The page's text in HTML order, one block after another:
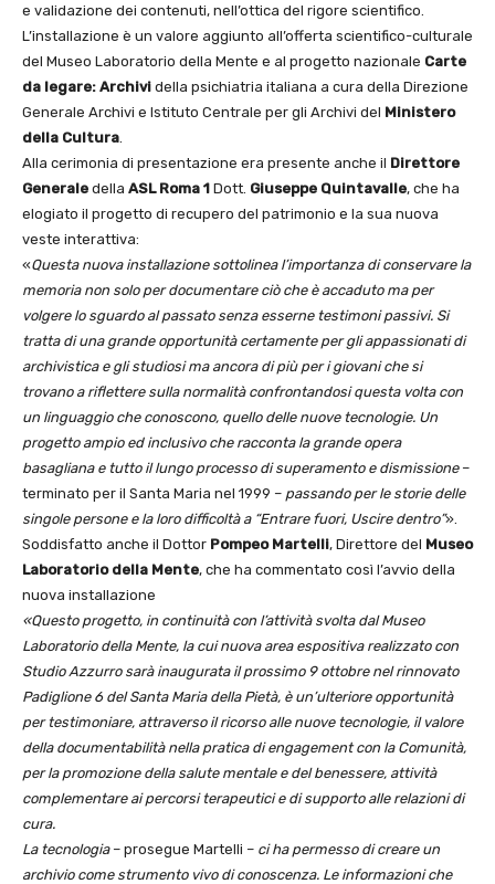
e validazione dei contenuti, nell’ottica del rigore scientifico.
L’installazione è un valore aggiunto all’offerta scientifico-culturale
del Museo Laboratorio della Mente e al progetto nazionale Carte
da legare: Archivi della psichiatria italiana a cura della Direzione
Generale Archivi e Istituto Centrale per gli Archivi del Ministero
della Cultura
Alla cerimonia di presentazione era presente anche il Direttore
Generale della ASL Roma 1 Dott. Giuseppe Quintavalle, che ha
elogiato il progetto di recupero del patrimonio e la sua nuova
veste interattiva:
«Questa nuova installazione sottolinea l’importanza di conservare la
memoria non solo per documentare ciò che è accaduto ma per
volgere lo sguardo al passato senza esserne testimoni passivi. Si
tratta di una grande opportunità certamente per gli appassionati di
archivistica e gli studiosi ma ancora di più per i giovani che si
trovano a riflettere sulla normalità confrontandosi questa volta con
un linguaggio che conoscono, quello delle nuove tecnologie. Un
progetto ampio ed inclusivo che racconta la grande opera
basagliana e tutto il lungo processo di superamento e dismissione–
terminato per il Santa Maria nel 1999 – passando per le storie delle
singole persone e la loro difficoltà a “Entrare fuori, Uscire dentro”».
Soddisfatto anche il Dottor Pompeo Martelli, Direttore del Museo
Laboratorio della Mente, che ha commentato così l’avvio della
nuova installazione
«Questo progetto, in continuità con l’attività svolta dal Museo
Laboratorio della Mente, la cui nuova area espositiva realizzato con
Studio Azzurro sarà inaugurata il prossimo 9 ottobre nel rinnovato
Padiglione 6 del Santa Maria della Pietà, è un’ulteriore opportunità
per testimoniare, attraverso il ricorso alle nuove tecnologie, il valore
della documentabilità nella pratica di engagement con la Comunità,
per la promozione della salute mentale e del benessere, attività
complementare ai percorsi terapeutici e di supporto alle relazioni di
cura.
La tecnologia– prosegue Martelli – ci ha permesso di creare un
archivio come strumento vivo di conoscenza. Le informazioni che